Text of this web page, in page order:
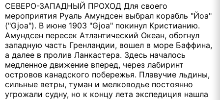
СЕВЕРО-ЗАПАДНЫЙ ПРОХОД Для своего
мероприятия Руаль Амундсен выбрал корабль "Йоа"
("Gjoa"). В июне 1903 "Gjoa" покинул Кристианию.
Амундсен пересек Атлантический Океан, обогнул
западную часть Гренландии, вошел в море Баффина,
а далее в пролив Ланкастера. Здесь началось
медленное движение вперед, через лабиринт
островов канадского побережья. Плавучие льдины,
сильные ветры, туман и мелководье постоянно
угрожали судну, но к концу лета экспедиция нашла